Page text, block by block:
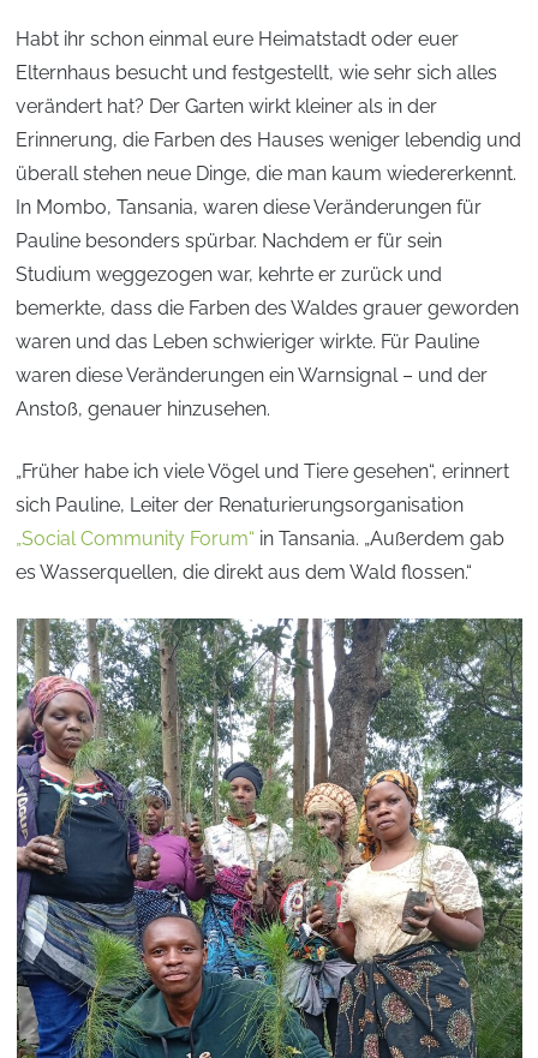
Habt ihr schon einmal eure Heimatstadt oder euer
Elternhaus besucht und festgestellt, wie sehr sich alles
verändert hat? Der Garten wirkt kleiner als in der
Erinnerung, die Farben des Hauses weniger lebendig und
überall stehen neue Dinge, die man kaum wiedererkennt.
In Mombo, Tansania, waren diese Veränderungen für
Pauline besonders spürbar. Nachdem er für sein
Studium weggezogen war, kehrte er zurück und
bemerkte, dass die Farben des Waldes grauer geworden
waren und das Leben schwieriger wirkte. Für Pauline
waren diese Veränderungen ein Warnsignal – und der
Anstoß, genauer hinzusehen.
„Früher habe ich viele Vögel und Tiere gesehen“, erinnert
sich Pauline, Leiter der Renaturierungsorganisation
„Social Community Forum“ in Tansania. „Außerdem gab
es Wasserquellen, die direkt aus dem Wald flossen.“